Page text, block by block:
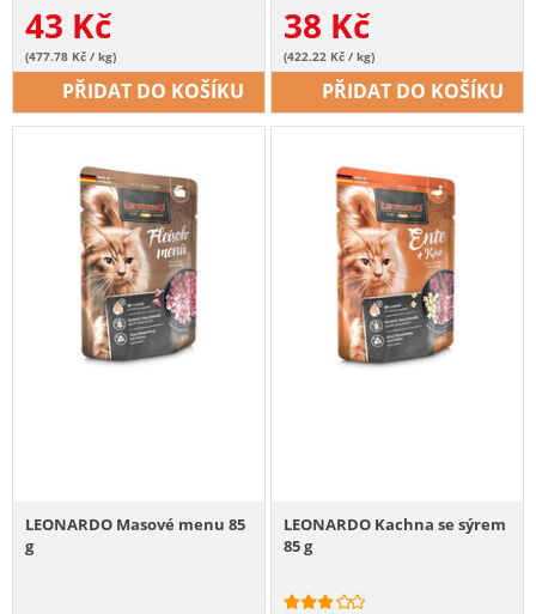
43 Kč
(477.78 Kč / kg)
PŘIDAT DO KOŠÍKU
38 Kč
(422.22 Kč / kg)
PŘIDAT DO KOŠÍKU
LEONARDO Masové menu 85
g
LEONARDO Kachna se sýrem
85 g